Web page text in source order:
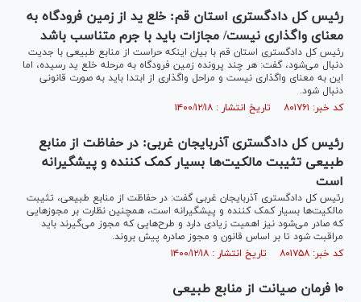
رئیس کل دادگستری استان قم: خلع ید از زمین فرودگاه به
معنای واگذاری نیست/ مجازات باید با جرم متناسب باشد
رئیس کل دادگستری استان قم با بیان اینکه حراست از منابع طبیعی با جدیت
دنبال می‌شود، گفت: هر چند پرونده زمین فرودگاه به مرحله خلع ید رسیده، اما
این به معنای واگذاری نیست و مراحل واگذاری از ابتدا باید به صورت قانونی
دنبال شود.
کد خبر: ۸۰۱۷۶۱ تاریخ انتشار : ۱۴۰۰/۱۲/۱۸
رئیس کل دادگستری آذربایجان غربی: در حفاظت از منابع
طبیعی تثیبت مالکیت‌ها بسیار کمک کننده و پیشگیرانه
است
رئیس کل دادگستری آذربایجان غربی گفت: در حفاظت از منابع طبیعی، تثیبت
مالکیت‌ها بسیار کمک کننده و پیشگیرانه است، همچنین نظارت بر مجوز‌هایی
که صادر می‌شود نیز اهمیت زیادی دارد و طرح‌هایی که مجوز می‌گیرند باید
مراقبت شود تا بر اساس قانون و مجوز صادره پیش بروند.
کد خبر: ۸۰۱۷۵۸ تاریخ انتشار : ۱۴۰۰/۱۲/۱۸
۱۰ فرمان صیانت از منابع طبیعی